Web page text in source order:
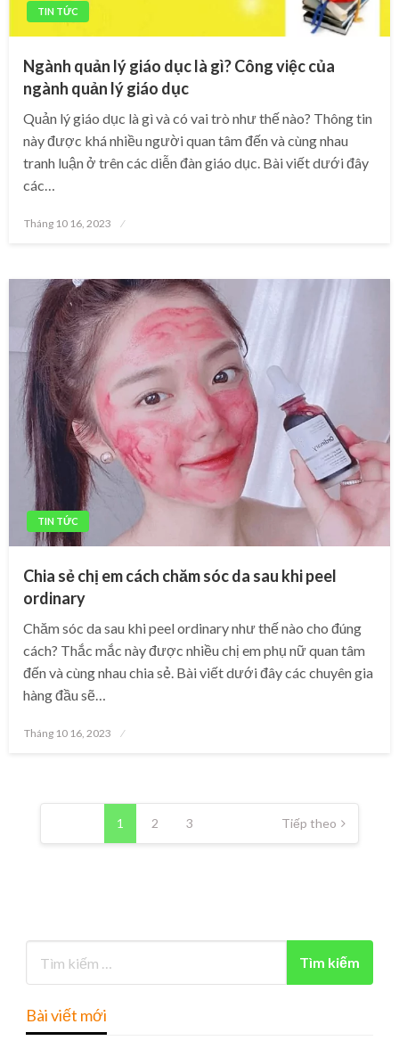
TIN TỨC
Ngành quản lý giáo dục là gì? Công việc của
ngành quản lý giáo dục
Quản lý giáo dục là gì và có vai trò như thế nào? Thông tin
này được khá nhiều người quan tâm đến và cùng nhau
tranh luận ở trên các diễn đàn giáo dục. Bài viết dưới đây
các…
Posted
Tháng 10 16, 2023
TIN TỨC
Chia sẻ chị em cách chăm sóc da sau khi peel
ordinary
Chăm sóc da sau khi peel ordinary như thế nào cho đúng
cách? Thắc mắc này được nhiều chị em phụ nữ quan tâm
đến và cùng nhau chia sẻ. Bài viết dưới đây các chuyên gia
hàng đầu sẽ…
Posted
Tháng 10 16, 2023
Phân
bài
1 2 3 Tiếp theo
Bài viết mới